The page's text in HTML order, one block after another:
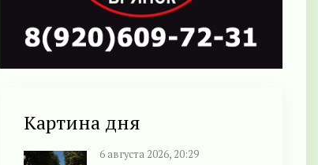
Картина дня
6 августа 2026, 20:29